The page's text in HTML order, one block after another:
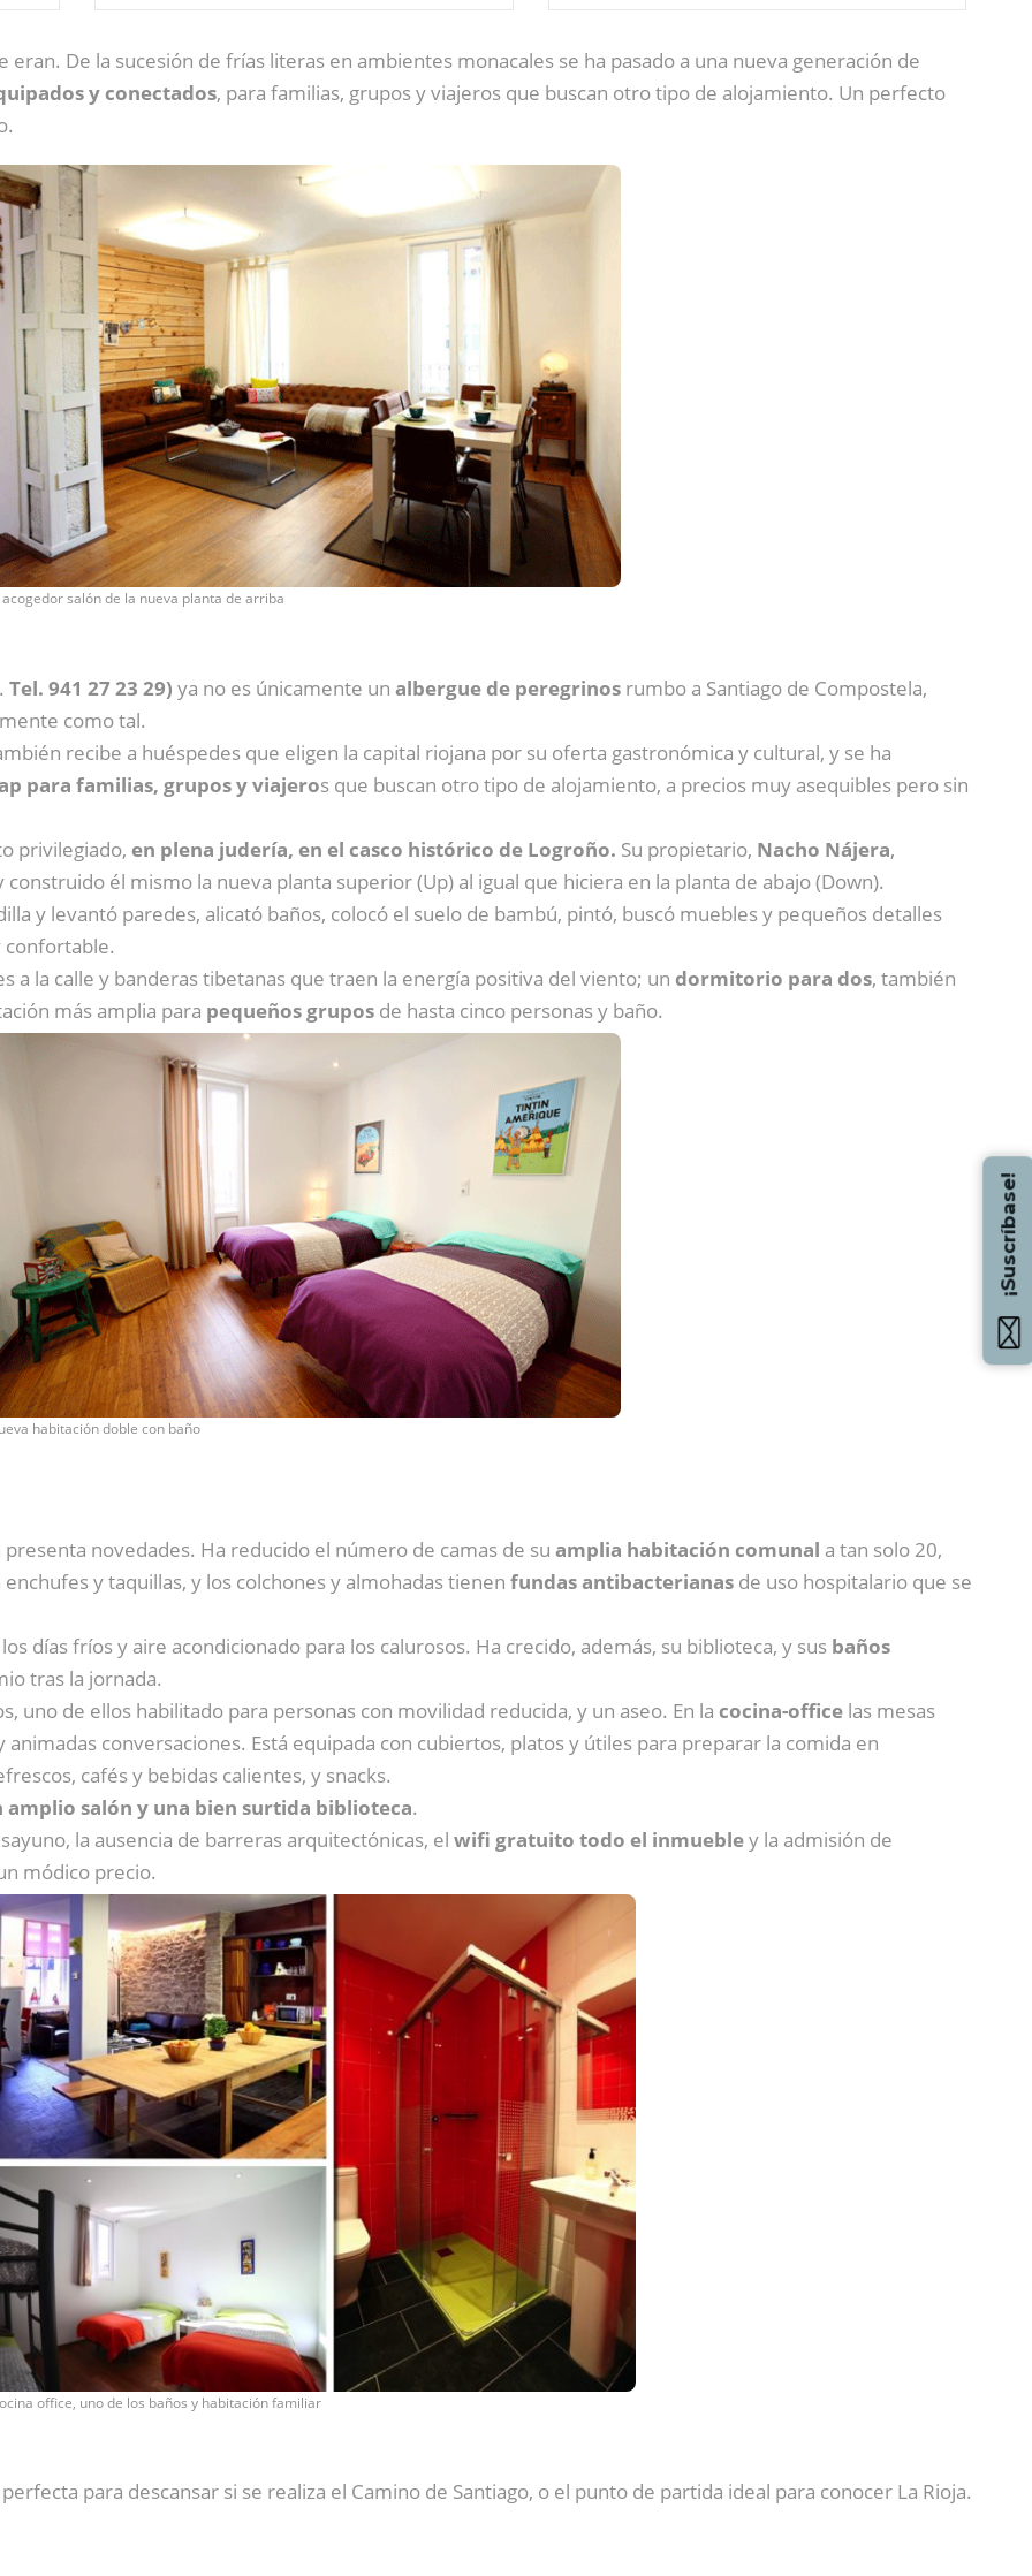
De la sucesión de frías literas en ambientes monacales se ha pasado a una nueva generación de
y conectados, para familias, grupos y viajeros que buscan otro tipo de alojamiento. Un perfecto
acogedor salón de la nueva planta de arriba
Tel. 941 27 23 29) ya no es únicamente un albergue de peregrinos rumbo a Santiago de Compostela,
como tal.
recibe a huéspedes que eligen la capital riojana por su oferta gastronómica y cultural, y se ha
para familias, grupos y viajeros que buscan otro tipo de alojamiento, a precios muy asequibles pero sin
privilegiado, en plena judería, en el casco histórico de Logroño. Su propietario, Nacho Nájera,
él mismo la nueva planta superior (Up) al igual que hiciera en la planta de abajo (Down).
y levantó paredes, alicató baños, colocó el suelo de bambú, pintó, buscó muebles y pequeños detalles
confortable.
a la calle y banderas tibetanas que traen la energía positiva del viento; un dormitorio para dos, también
más amplia para pequeños grupos de hasta cinco personas y baño.
habitación doble con baño
novedades. Ha reducido el número de camas de su amplia habitación comunal a tan solo 20,
y taquillas, y los colchones y almohadas tienen fundas antibacterianas de uso hospitalario que se
días fríos y aire acondicionado para los calurosos. Ha crecido, además, su biblioteca, y sus baños
tras la jornada.
uno de ellos habilitado para personas con movilidad reducida, y un aseo. En la cocina-office las mesas
conversaciones. Está equipada con cubiertos, platos y útiles para preparar la comida en
cafés y bebidas calientes, y snacks.
amplio salón y una bien surtida biblioteca.
la ausencia de barreras arquitectónicas, el wifi gratuito todo el inmuebley la admisión de
módico precio.
office, uno de los baños y habitación familiar
para descansar si se realiza el Camino de Santiago, o el punto de partida ideal para conocer La Rioja.
¡Suscríbase!